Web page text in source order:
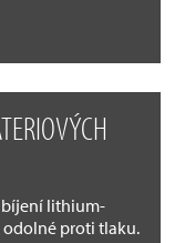
lithium-
odolné proti tlaku.